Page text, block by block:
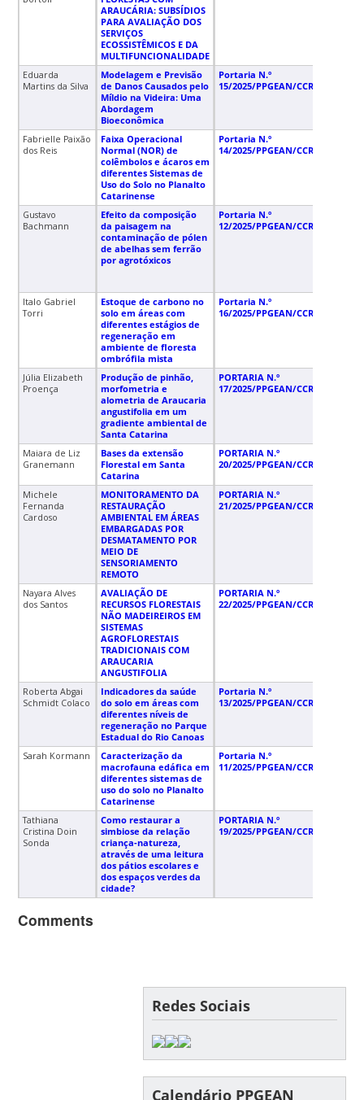
ARAUCÁRIA: SUBSÍDIOS
PARA AVALIAÇÃO DOS
SERVIÇOS
ECOSSISTÊMICOS E DA
MULTIFUNCIONALIDADE
Eduarda
Martins da Silva
Modelagem e Previsão
de Danos Causados pelo
Míldio na Videira: Uma
Abordagem
Bioeconômica
Portaria N.º
15/2025/PPGEAN/CCR/UFSC
Fabrielle Paixão
dos Reis
Faixa Operacional
Normal (NOR) de
colêmbolos e ácaros em
diferentes Sistemas de
Uso do Solo no Planalto
Catarinense
Portaria N.º
14/2025/PPGEAN/CCR/UFSC
Gustavo
Bachmann
Efeito da composição
da paisagem na
contaminação de pólen
de abelhas sem ferrão
por agrotóxicos
Portaria N.º
12/2025/PPGEAN/CCR/UFSC
Italo Gabriel
Torri
Estoque de carbono no
solo em áreas com
diferentes estágios de
regeneração em
ambiente de floresta
ombrófila mista
Portaria N.º
16/2025/PPGEAN/CCR/UFSC
Júlia Elizabeth
Proença
Produção de pinhão,
morfometria e
alometria de Araucaria
angustifolia em um
gradiente ambiental de
Santa Catarina
PORTARIA N.º
17/2025/PPGEAN/CCR/UFSC
Maiara de Liz
Granemann
Bases da extensão
Florestal em Santa
Catarina
PORTARIA N.º
20/2025/PPGEAN/CCR/UFSC
Michele
Fernanda
Cardoso
MONITORAMENTO DA
RESTAURAÇÃO
AMBIENTAL EM ÁREAS
EMBARGADAS POR
DESMATAMENTO POR
MEIO DE
SENSORIAMENTO
REMOTO
PORTARIA N.º
21/2025/PPGEAN/CCR/UFSC
Nayara Alves
dos Santos
AVALIAÇÃO DE
RECURSOS FLORESTAIS
NÃO MADEIREIROS EM
SISTEMAS
AGROFLORESTAIS
TRADICIONAIS COM
ARAUCARIA
ANGUSTIFOLIA
PORTARIA N.º
22/2025/PPGEAN/CCR/UFSC
Roberta Abgai
Schmidt Colaco
Indicadores da saúde
do solo em áreas com
diferentes níveis de
regeneração no Parque
Estadual do Rio Canoas
Portaria N.º
13/2025/PPGEAN/CCR/UFSC
Sarah Kormann
Caracterização da
macrofauna edáfica em
diferentes sistemas de
uso do solo no Planalto
Catarinense
Portaria N.º
11/2025/PPGEAN/CCR/UFSC
Tathiana
Cristina Doin
Sonda
Como restaurar a
simbiose da relação
criança-natureza,
através de uma leitura
dos pátios escolares e
dos espaços verdes da
cidade?
PORTARIA N.º
19/2025/PPGEAN/CCR/UFSC
Comments
Redes Sociais
Calendário PPGEAN